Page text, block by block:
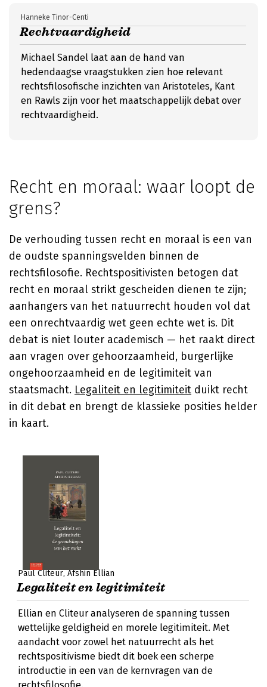
Rechtvaardigheid
Hanneke Tinor-Centi
Michael Sandel laat aan de hand van
hedendaagse vraagstukken zien hoe relevant
rechtsfilosofische inzichten van Aristoteles, Kant
en Rawls zijn voor het maatschappelijk debat over
rechtvaardigheid.
Recht en moraal: waar loopt de
grens?
De verhouding tussen recht en moraal is een van
de oudste spanningsvelden binnen de
rechtsfilosofie. Rechtspositivisten betogen dat
recht en moraal strikt gescheiden dienen te zijn;
aanhangers van het natuurrecht houden vol dat
een onrechtvaardig wet geen echte wet is. Dit
debat is niet louter academisch — het raakt direct
aan vragen over gehoorzaamheid, burgerlijke
ongehoorzaamheid en de legitimiteit van
staatsmacht. Legaliteit en legitimiteit duikt recht
in dit debat en brengt de klassieke posities helder
in kaart.
Paul Cliteur Afshin Ellian
Legaliteit en legitimiteit
Ellian en Cliteur analyseren de spanning tussen
wettelijke geldigheid en morele legitimiteit. Met
aandacht voor zowel het natuurrecht als het
rechtspositivisme biedt dit boek een scherpe
introductie in een van de kernvragen van de